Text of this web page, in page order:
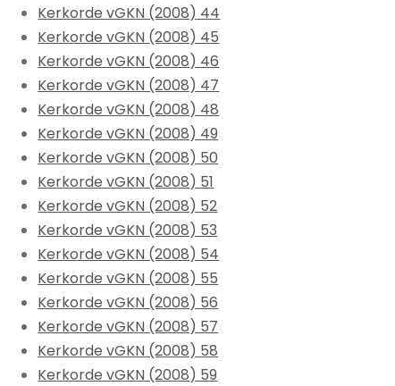
Kerkorde vGKN (2008) 44
Kerkorde vGKN (2008) 45
Kerkorde vGKN (2008) 46
Kerkorde vGKN (2008) 47
Kerkorde vGKN (2008) 48
Kerkorde vGKN (2008) 49
Kerkorde vGKN (2008) 50
Kerkorde vGKN (2008) 51
Kerkorde vGKN (2008) 52
Kerkorde vGKN (2008) 53
Kerkorde vGKN (2008) 54
Kerkorde vGKN (2008) 55
Kerkorde vGKN (2008) 56
Kerkorde vGKN (2008) 57
Kerkorde vGKN (2008) 58
Kerkorde vGKN (2008) 59